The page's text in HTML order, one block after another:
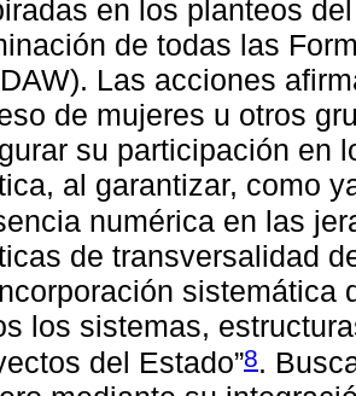
en los planteos
de todas las
Las acciones
de mujeres u otros
su participación en
al garantizar, como
numérica en las
de transversalidad
sistemática
los sistemas,
del Estado”8.